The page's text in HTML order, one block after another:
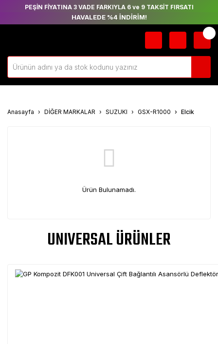
PEŞİN FİYATINA 3 VADE FARKIYLA 6 ve 9 TAKSİT FIRSATI
HAVALEDE %4 İNDİRİM!
Anasayfa DİĞER MARKALAR SUZUKI GSX-R1000 Elcik
Ürün Bulunamadı.
UNIVERSAL ÜRÜNLER